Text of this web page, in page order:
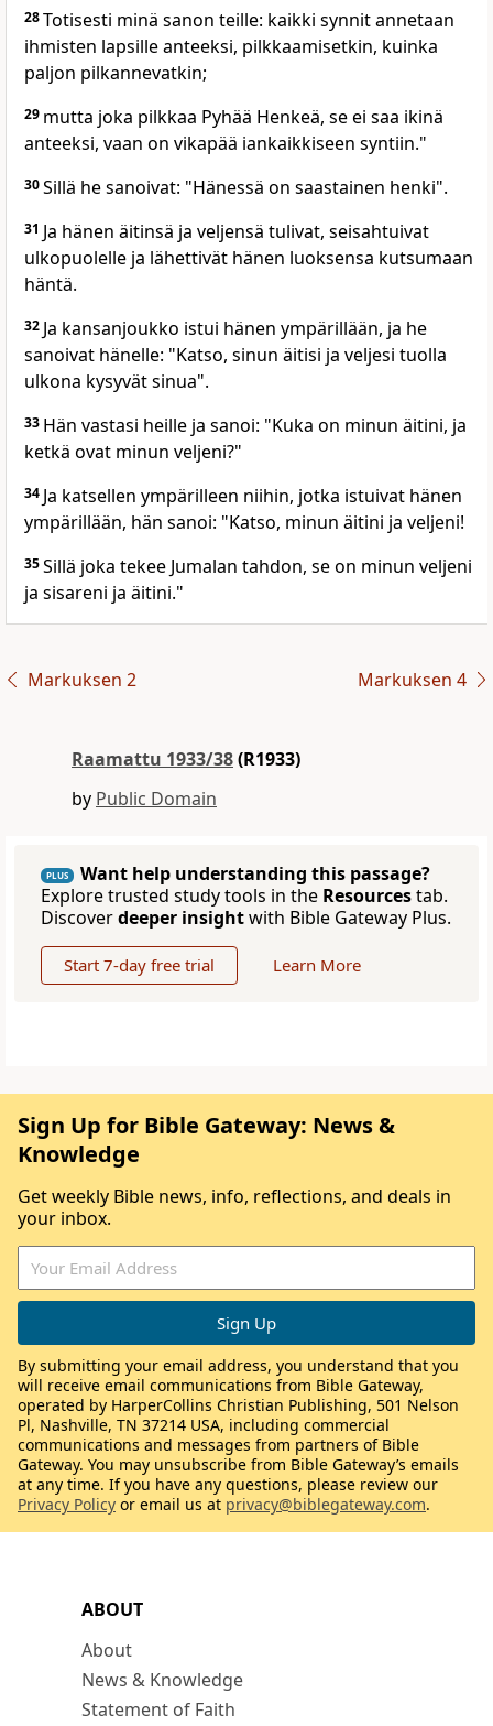
28Totisesti minä sanon teille: kaikki synnit annetaan
ihmisten lapsille anteeksi, pilkkaamisetkin, kuinka
paljon pilkannevatkin;
29 mutta joka pilkkaa Pyhää Henkeä, se ei saa ikinä
anteeksi, vaan on vikapää iankaikkiseen syntiin."
30Sillä he sanoivat: "Hänessä on saastainen henki".
31 Ja hänen äitinsä ja veljensä tulivat, seisahtuivat
ulkopuolelle ja lähettivät hänen luoksensa kutsumaan
häntä.
32 Ja kansanjoukko istui hänen ympärillään, ja he
sanoivat hänelle: "Katso, sinun äitisi ja veljesi tuolla
ulkona kysyvät sinua".
33 Hän vastasi heille ja sanoi: "Kuka on minun äitini, ja
ketkä ovat minun veljeni?"
34 Ja katsellen ympärilleen niihin, jotka istuivat hänen
ympärillään, hän sanoi: "Katso, minun äitini ja veljeni!
35Sillä joka tekee Jumalan tahdon, se on minun veljeni
ja sisareni ja äitini."
Markuksen 2 Markuksen 4
Raamattu 1933/38(R1933)
by Public Domain
PLUS
Want help understanding this passage?
Explore trusted study tools in the Resourcestab.
Discoverdeeper insightwith Bible Gateway Plus.
Start 7-day free trial Learn More
ABOUT
About
News & Knowledge
Statement of Faith
Sign Up for Bible Gateway: News &
Knowledge
Get weekly Bible news, info, reflections, and deals in
your inbox.
By submitting your email address, you understand that you
will receive email communications from Bible Gateway,
operated by HarperCollins Christian Publishing, 501 Nelson
Pl, Nashville, TN 37214 USA, including commercial
communications and messages from partners of Bible
Gateway. You may unsubscribe from Bible Gateway’s emails
at any time. If you have any questions, please review our
Privacy Policy or email us at privacy@biblegateway.com.